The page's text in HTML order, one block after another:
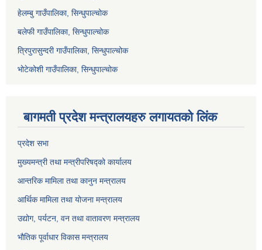
हेलम्बु गाउँपालिका, सिन्धुपाल्चोक
बलेफी गाउँपालिका, सिन्धुपाल्चोक
त्रिपुरासुन्दरी गाउँपालिका, सिन्धुपाल्चोक
भोटेकोशी गाउँपालिका, सिन्धुपाल्चोक
बागमती प्रदेश मन्त्रालयहरु लगायतको लिंक
प्रदेश सभा
मुख्यमन्त्री तथा मन्त्रीपरिषद्को कार्यालय
आन्तरिक मामिला तथा कानुन मन्त्रालय
आर्थिक मामिला तथा योजना मन्त्रालय
उद्योग, पर्यटन, वन तथा वातावरण मन्त्रालय
भौतिक पूर्वाधार विकास मन्त्रालय